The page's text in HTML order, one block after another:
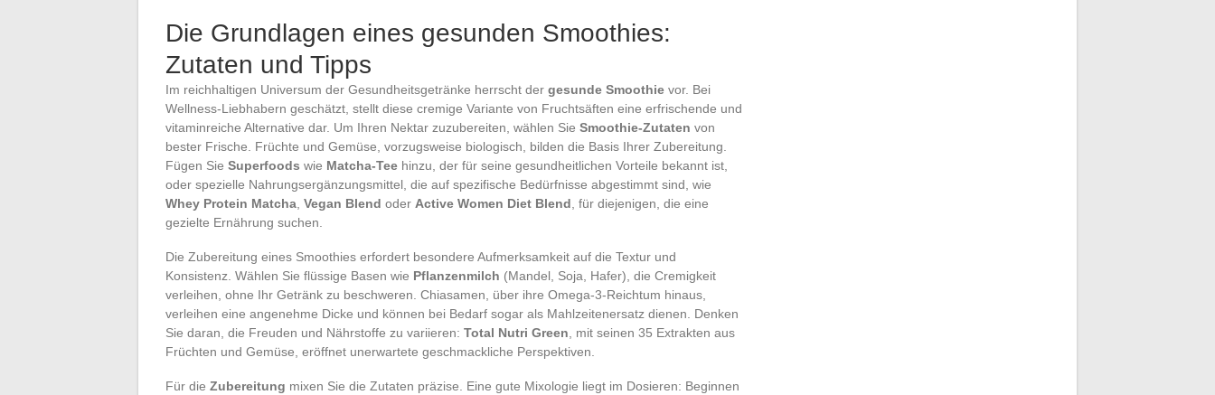
Die Grundlagen eines gesunden Smoothies:
Zutaten und Tipps
Im reichhaltigen Universum der Gesundheitsgetränke herrscht der gesunde Smoothie vor. Bei
Wellness-Liebhabern geschätzt, stellt diese cremige Variante von Fruchtsäften eine erfrischende und
vitaminreiche Alternative dar. Um Ihren Nektar zuzubereiten, wählen Sie Smoothie-Zutaten von
bester Frische. Früchte und Gemüse, vorzugsweise biologisch, bilden die Basis Ihrer Zubereitung.
Fügen Sie Superfoods wie Matcha-Tee hinzu, der für seine gesundheitlichen Vorteile bekannt ist,
oder spezielle Nahrungsergänzungsmittel, die auf spezifische Bedürfnisse abgestimmt sind, wie
Whey Protein Matcha Vegan Blend oder Active Women Diet Blend , für diejenigen, die eine
gezielte Ernährung suchen.
Die Zubereitung eines Smoothies erfordert besondere Aufmerksamkeit auf die Textur und
Konsistenz. Wählen Sie flüssige Basen wie Pflanzenmilch (Mandel, Soja, Hafer), die Cremigkeit
verleihen, ohne Ihr Getränk zu beschweren. Chiasamen, über ihre Omega-3-Reichtum hinaus,
verleihen eine angenehme Dicke und können bei Bedarf sogar als Mahlzeitenersatz dienen. Denken
Sie daran, die Freuden und Nährstoffe zu variieren: Total Nutri Green , mit seinen 35 Extrakten aus
Früchten und Gemüse, eröffnet unerwartete geschmackliche Perspektiven.
Für die Zubereitung mixen Sie die Zutaten präzise. Eine gute Mixologie liegt im Dosieren: Beginnen